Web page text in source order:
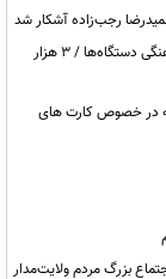
حمیدرضا رجب‌زاده آشکار شد
ریمـدان؛ مرزی گرفتار در صف، کمبود زیرساخت و ضعف هماهنگی دستگاه‌ها / ۳ هزار
در خصوص کارت های
بزرگ مردم ولایت‌مدار